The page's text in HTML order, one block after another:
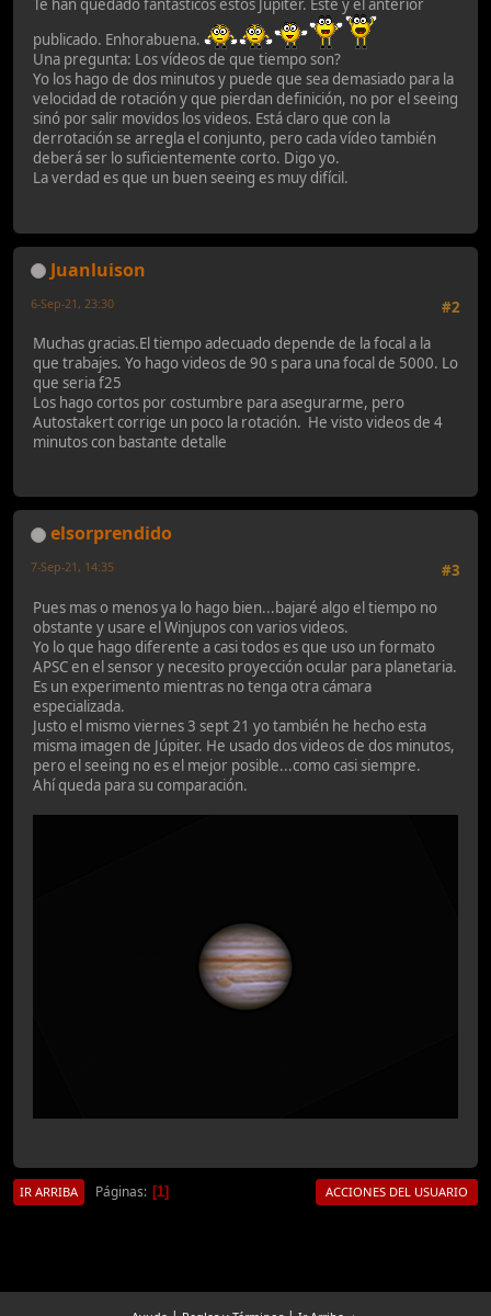
Te han quedado fantásticos estos Jupiter. Este y el anterior
publicado. Enhorabuena.
Una pregunta: Los vídeos de que tiempo son?
Yo los hago de dos minutos y puede que sea demasiado para la
velocidad de rotación y que pierdan definición, no por el seeing
sinó por salir movidos los videos. Está claro que con la
derrotación se arregla el conjunto, pero cada vídeo también
deberá ser lo suficientemente corto. Digo yo.
La verdad es que un buen seeing es muy difícil.
Juanluison
#2
6-Sep-21, 23:30
Muchas gracias.El tiempo adecuado depende de la focal a la
que trabajes. Yo hago videos de 90 s para una focal de 5000. Lo
que seria f25
Los hago cortos por costumbre para asegurarme, pero
Autostakert corrige un poco la rotación. He visto videos de 4
minutos con bastante detalle
elsorprendido
#3
7-Sep-21, 14:35
Pues mas o menos ya lo hago bien...bajaré algo el tiempo no
obstante y usare el Winjupos con varios videos.
Yo lo que hago diferente a casi todos es que uso un formato
APSC en el sensor y necesito proyección ocular para planetaria.
Es un experimento mientras no tenga otra cámara
especializada.
Justo el mismo viernes 3 sept 21 yo también he hecho esta
misma imagen de Júpiter. He usado dos videos de dos minutos,
pero el seeing no es el mejor posible...como casi siempre.
Ahí queda para su comparación.
IR ARRIBA Páginas 1 ACCIONES DEL USUARIO